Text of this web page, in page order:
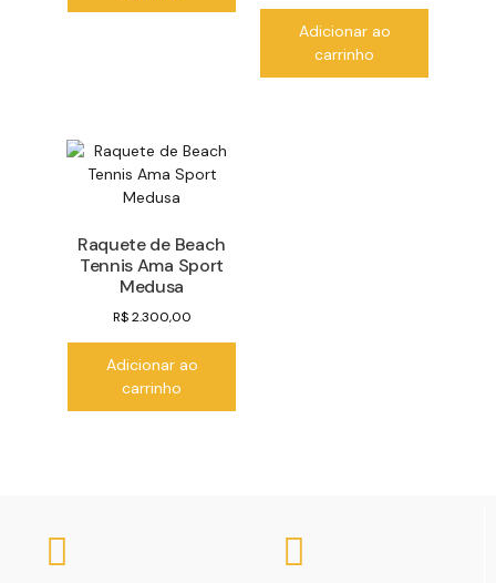
Adicionar ao
carrinho
Raquete de Beach
Tennis Ama Sport
Medusa
R$2.300,00
Adicionar ao
carrinho